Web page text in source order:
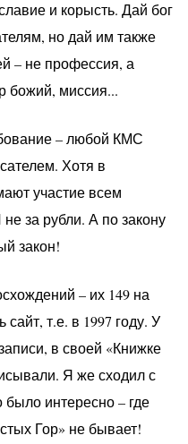
и корысть. Дай бог
но дай им также
– не профессия, а
божий, миссия...
– любой КМС
Хотя в
участие всем
за рубли. А по закону
закон!
– их 149 на
сайт, т.е. в 1997 году. У
в своей «Книжке
Я же сходил с
интересно – где
Гор» не бывает!